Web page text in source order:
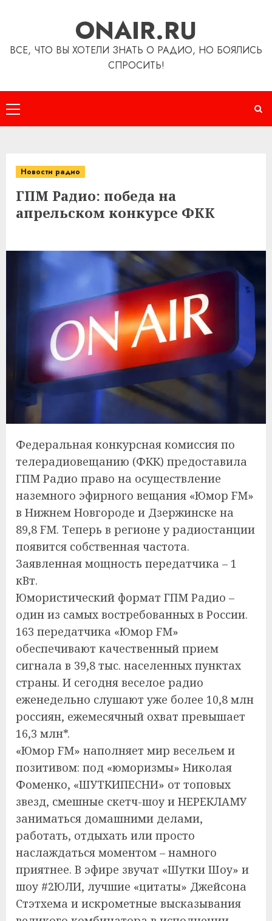
ONAIR.RU
ВСЕ, ЧТО ВЫ ХОТЕЛИ ЗНАТЬ О РАДИО, НО БОЯЛИСЬ
СПРОСИТЬ!
Основное
меню
Новости радио
ГПМ Радио: победа на
апрельском конкурсе ФКК
Федеральная конкурсная комиссия по
телерадиовещанию (ФКК) предоставила
ГПМ Радио право на осуществление
наземного эфирного вещания «Юмор FM»
в Нижнем Новгороде и Дзержинске на
89,8 FM. Теперь в регионе у радиостанции
появится собственная частота.
Заявленная мощность передатчика – 1
кВт.
Юмористический формат ГПМ Радио –
один из самых востребованных в России.
163 передатчика «Юмор FM»
обеспечивают качественный прием
сигнала в 39,8 тыс. населенных пунктах
страны. И сегодня веселое радио
еженедельно слушают уже более 10,8 млн
россиян, ежемесячный охват превышает
16,3 млн*.
«Юмор FM» наполняет мир весельем и
позитивом: под «юморизмы» Николая
Фоменко, «ШУТКИПЕСНИ» от топовых
звезд, смешные скетч-шоу и НЕРЕКЛАМУ
заниматься домашними делами,
работать, отдыхать или просто
наслаждаться моментом – намного
приятнее. В эфире звучат «Шутки Шоу» и
шоу #2ЮЛИ, лучшие «цитаты» Джейсона
Стэтхема и искрометные высказывания